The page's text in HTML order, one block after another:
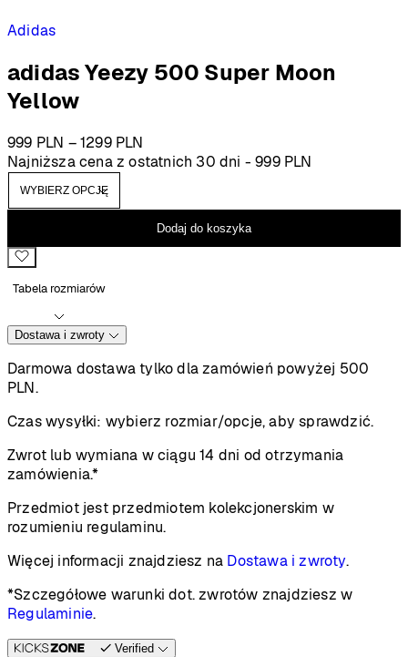
Adidas
adidas Yeezy 500 Super Moon
Yellow
999 PLN – 1299 PLN
cen:
1299 PLN
Najniższa cena z ostatnich 30 dni -999 PLN
Dodaj do koszyka
Tabela rozmiarów
Dostawa i zwroty
Darmowa dostawa tylko dla zamówień powyżej 500
PLN.
Czas wysyłki: wybierz rozmiar/opcje, aby sprawdzić.
Zwrot lub wymiana w ciągu 14 dni od otrzymania
zamówienia.*
Przedmiot jest przedmiotem kolekcjonerskim w
rozumieniu regulaminu.
Więcej informacji znajdziesz na Dostawa i zwroty.
*Szczegółowe warunki dot. zwrotów znajdziesz w
Regulaminie.
Verified